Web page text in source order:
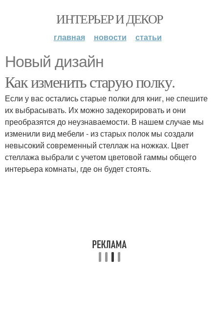
ИНТЕРЬЕР И ДЕКОР
главная новости статьи
Новый дизайн
Как изменить старую полку.
Если у вас остались старые полки для книг, не спешите
их выбрасывать. Их можно задекорировать и они
преобразятся до неузнаваемости. В нашем случае мы
изменили вид мебели - из старых полок мы создали
невысокий современный стеллаж на ножках. Цвет
стеллажа выбрали с учетом цветовой гаммы общего
интерьера комнаты, где он будет стоять.